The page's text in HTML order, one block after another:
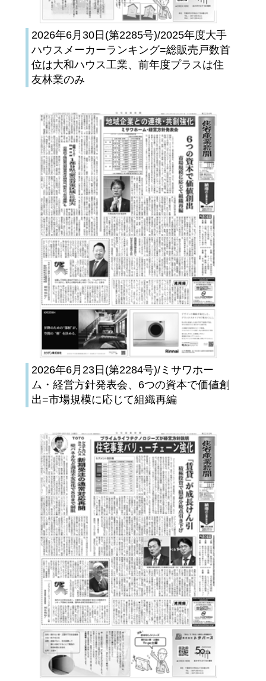
2026年6月30日(第2285号)/2025年度大手
ハウスメーカーランキング=総販売戸数首
位は大和ハウス工業、前年度プラスは住
友林業のみ
2026年6月23日(第2284号)/ミサワホー
ム・経営方針発表会、6つの資本で価値創
出=市場規模に応じて組織再編